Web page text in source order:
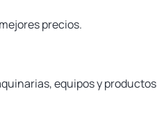
precios.
equipos y productos